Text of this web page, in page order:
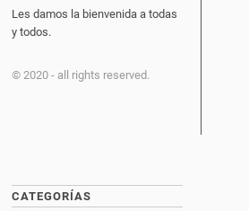
Les damos la bienvenida a todas
y todos.
© 2020 - all rights reserved.
CATEGORÍAS